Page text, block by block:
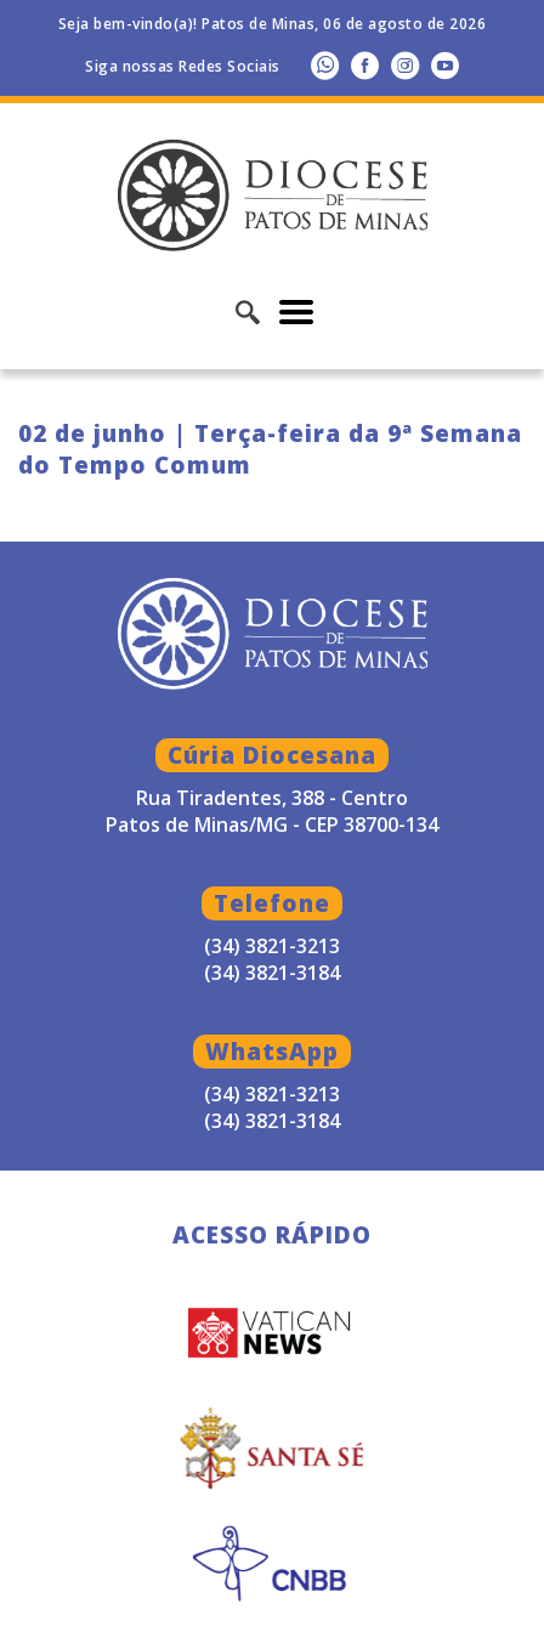
Seja bem-vindo(a)! Patos de Minas, 06 de agosto de 2026
Siga nossas Redes Sociais
02 de junho | Terça-feira da 9ª Semana
do Tempo Comum
Cúria Diocesana
Rua Tiradentes, 388 - Centro
Patos de Minas/MG - CEP 38700-134
Telefone
(34) 3821-3213
(34) 3821-3184
WhatsApp
(34) 3821-3213
(34) 3821-3184
ACESSO RÁPIDO